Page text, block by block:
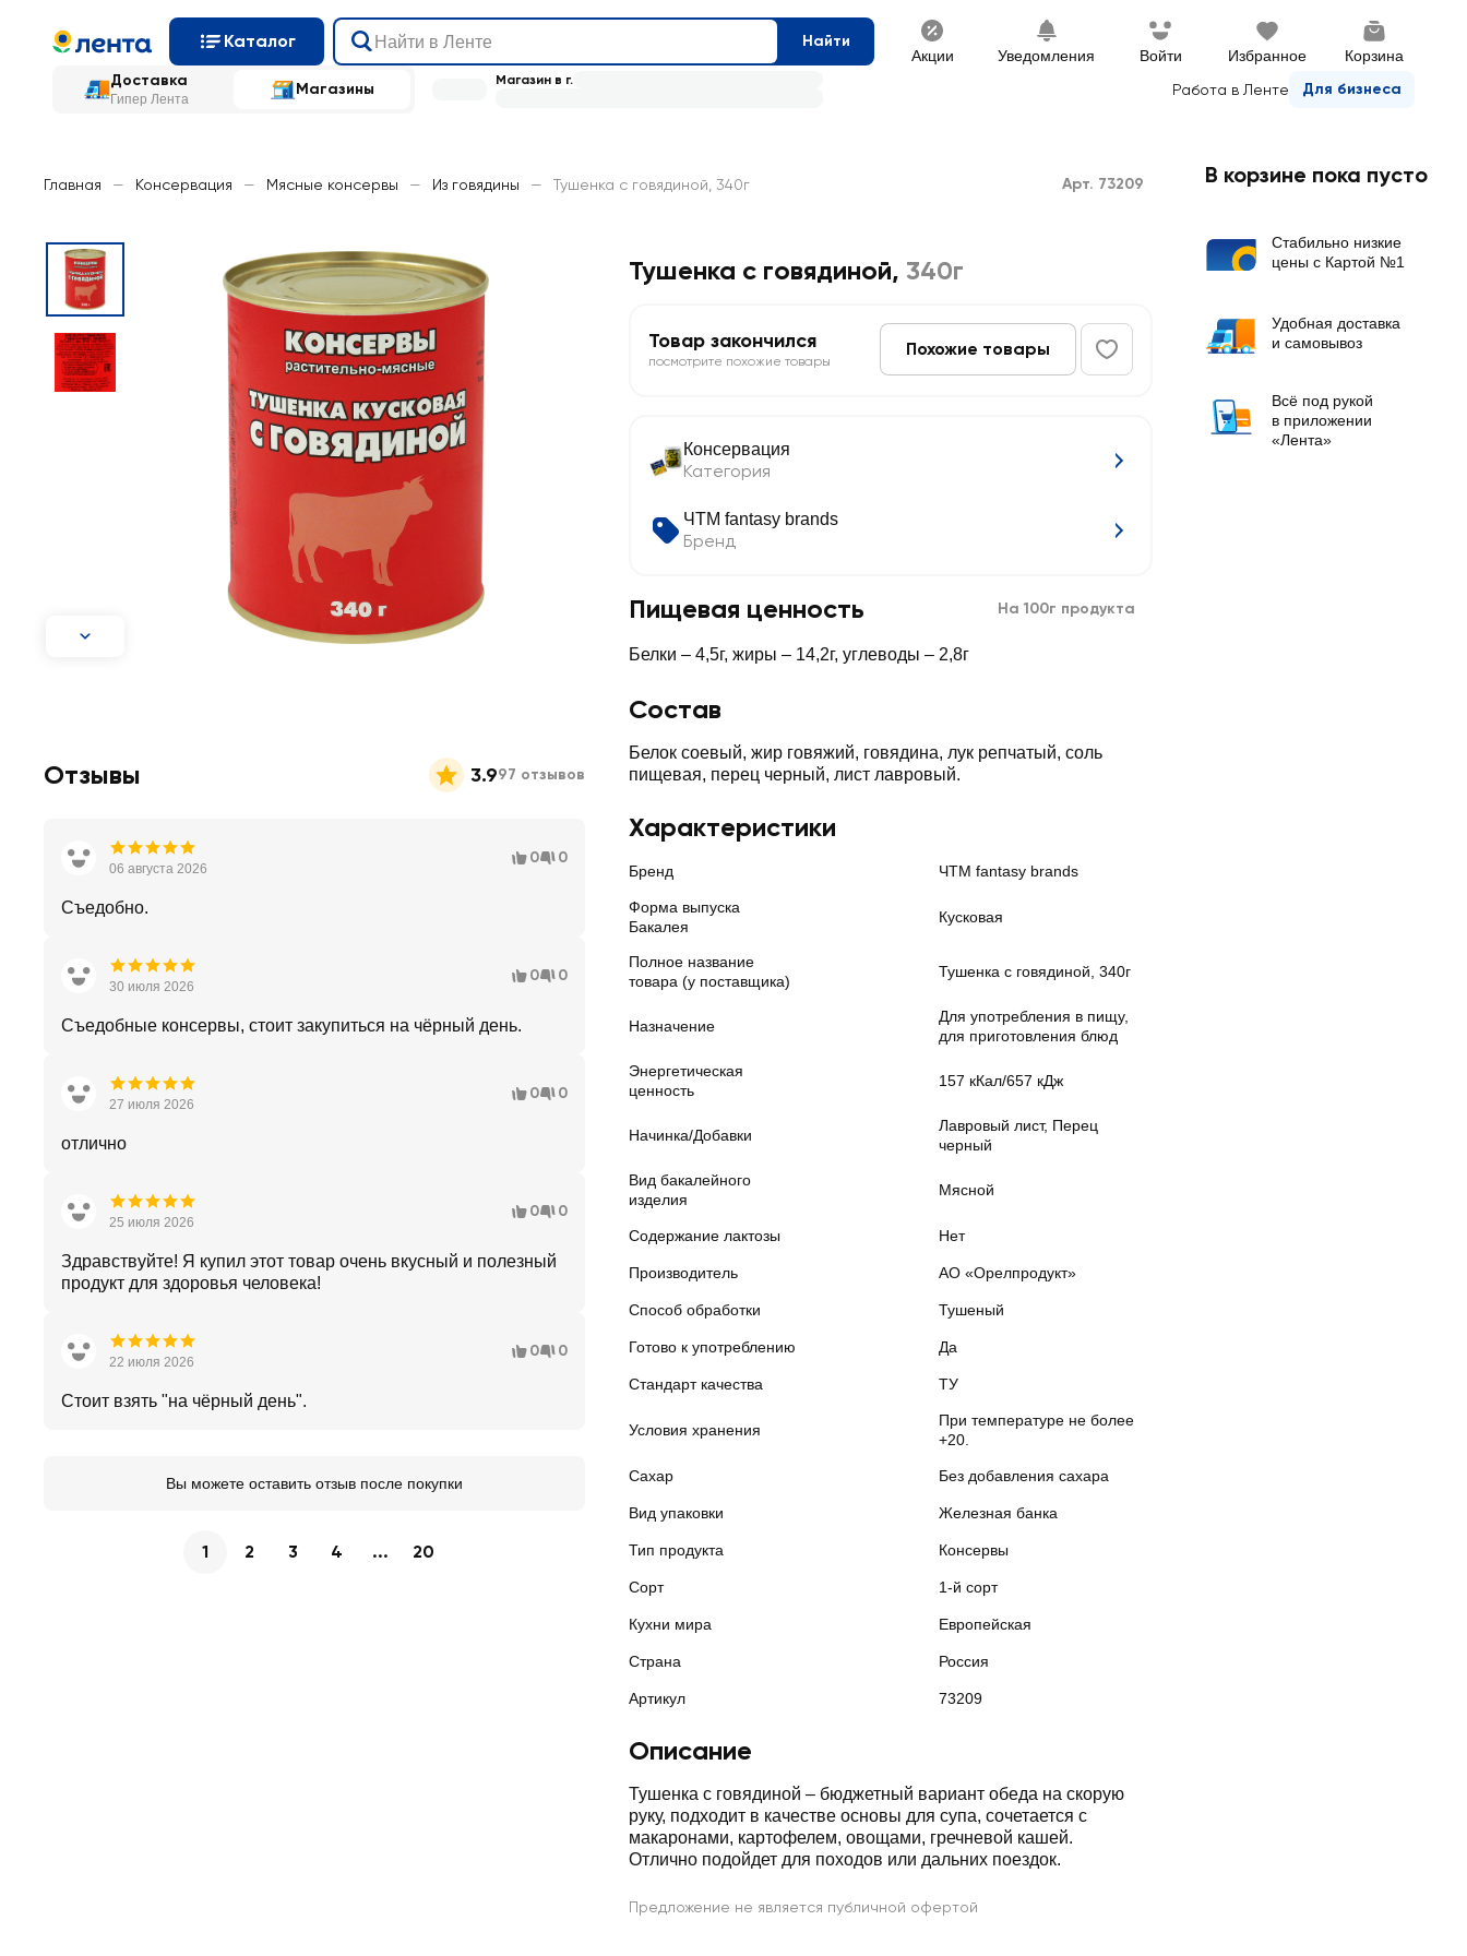
Каталог Найти
Акции Уведомления Войти Избранное Корзина
Доставка
Гипер Лента
Магазины Работа в Ленте Для бизнеса
Магазин в г.
Главная — Консервация — Мясные консервы — Из говядины — Тушенка с говядиной, 340г Арт. 73209
Тушенка с говядиной, 340г
Товар закончился
посмотрите похожие товары
Похожие товары
Консервация
Категория
ЧТМ fantasy brands
Бренд
Пищевая ценность На 100г продукта
Белки – 4,5г, жиры – 14,2г, углеводы – 2,8г
Состав
Белок соевый, жир говяжий, говядина, лук репчатый, соль
пищевая, перец черный, лист лавровый.
Характеристики
Бренд ЧТМ fantasy brands
Форма выпуска
Бакалея
Кусковая
Полное название
товара (у поставщика)
Тушенка с говядиной, 340г
Назначение
Для употребления в пищу,
для приготовления блюд
Энергетическая
ценность
157 кКал/657 кДж
Начинка/Добавки
Лавровый лист, Перец
черный
Вид бакалейного
изделия
Мясной
Содержание лактозы Нет
Производитель АО «Орелпродукт»
Способ обработки Тушеный
Готово к употреблению Да
Стандарт качества ТУ
Условия хранения
При температуре не более
+20.
Сахар Без добавления сахара
Вид упаковки Железная банка
Тип продукта Консервы
Сорт 1-й сорт
Кухни мира Европейская
Страна Россия
Артикул 73209
Описание
Тушенка с говядиной – бюджетный вариант обеда на скорую
руку, подходит в качестве основы для супа, сочетается с
макаронами, картофелем, овощами, гречневой кашей.
Отлично подойдет для походов или дальних поездок.
Предложение не является публичной офертой
Отзывы 3.997 отзывов
06 августа 2026
0 0
Съедобно.
30 июля 2026
0 0
Съедобные консервы, стоит закупиться на чёрный день.
27 июля 2026
0 0
отлично
25 июля 2026
0 0
Здравствуйте! Я купил этот товар очень вкусный и полезный
продукт для здоровья человека!
22 июля 2026
0 0
Стоит взять "на чёрный день".
Вы можете оставить отзыв после покупки
1 2 3 4 ... 20
В корзине пока пусто
Стабильно низкие
цены с Картой №1
Удобная доставка
и самовывоз
Всё под рукой
в приложении
«Лента»